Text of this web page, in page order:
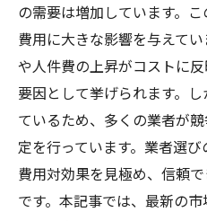
の需要は増加しています。
費用に大きな影響を与えて
や人件費の上昇がコストに
要因として挙げられます。
ているため、多くの業者が
定を行っています。業者選
費用対効果を見極め、信頼
です。本記事では、最新の